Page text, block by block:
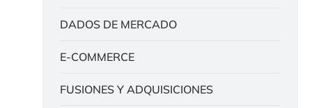
DADOS DE MERCADO
E-COMMERCE
FUSIONES Y ADQUISICIONES